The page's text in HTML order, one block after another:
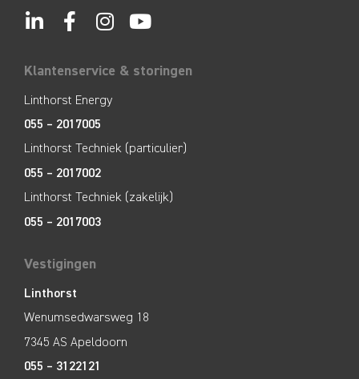
Klantenservice & storingen
Linthorst Energy
055 – 2017005
Linthorst Techniek (particulier)
055 – 2017002
Linthorst Techniek (zakelijk)
055 – 2017003
Vestigingen
Linthorst
Wenumsedwarsweg 18
7345 AS Apeldoorn
055 – 3122121